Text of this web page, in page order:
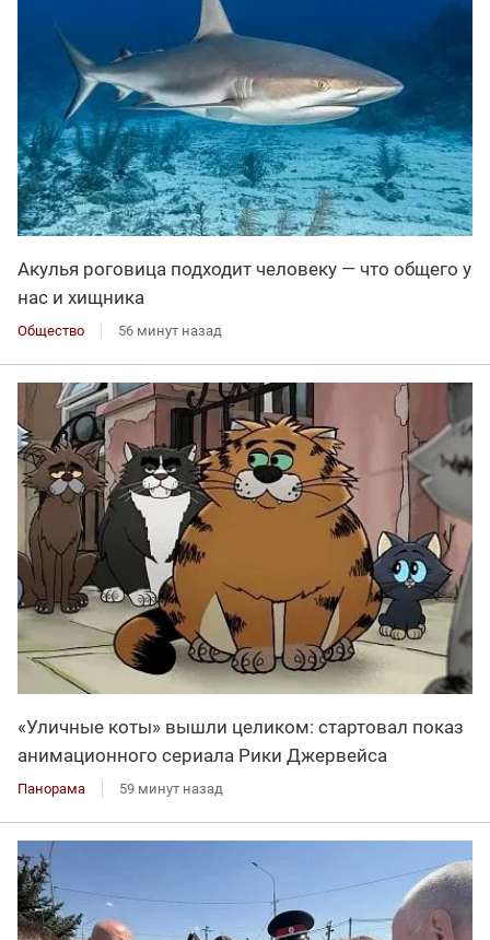
Акулья роговица подходит человеку — что общего у
нас и хищника
Общество 56 минут назад
«Уличные коты» вышли целиком: стартовал показ
анимационного сериала Рики Джервейса
Панорама 59 минут назад